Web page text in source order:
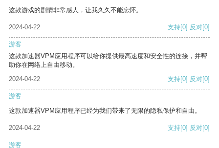
这款游戏的剧情非常感人，让我久久不能忘怀。
2024-04-22 支持[0] 反对[0]
游客
这款加速器VPM应用程序可以给你提供最高速度和安全性的连接，并帮
助你在网络上自由移动。
2024-04-22
支持[0] 反对[0]
游客
这款加速器VPM应用程序已经为我们带来了无限的隐私保护和自由。
2024-04-22 支持[0] 反对[0]
游客